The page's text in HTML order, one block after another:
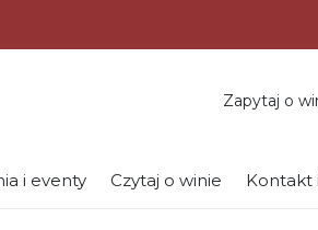
Zapytaj o
i eventy Czytaj o winie Kontakt